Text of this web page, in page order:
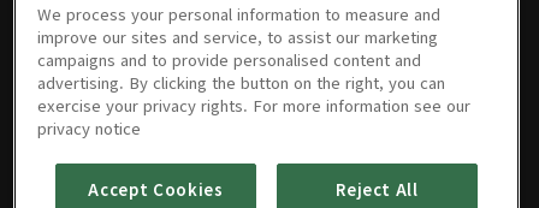
PREMIUM
19회
05/19/2018 • 1시간 9분
PREMIUM
20회
PREMIUM
21회
PREMIUM
22회
PREMIUM
23회 24회
We process your personal information to measure and
improve our sites and service, to assist our marketing
campaigns and to provide personalised content and
advertising. By clicking the button on the right, you can
exercise your privacy rights. For more information see our
privacy notice
Accept Cookies Reject All